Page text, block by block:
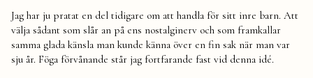
Jag har ju pratat en del tidigare om att handla för sitt inre barn. Att
välja sådant som slår an på ens nostalginerv och som framkallar
samma glada känsla man kunde känna över en fin sak när man var
sju år. Föga förvånande står jag fortfarande fast vid denna idé.